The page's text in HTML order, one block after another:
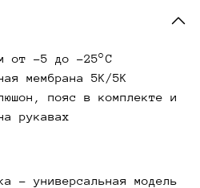
от -5 до -25°С
мембрана 5K/5K
пояс в комплекте и
рукавах
- универсальная модель